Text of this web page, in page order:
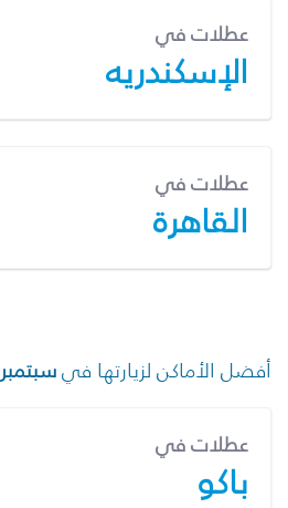
عطلات في
الإسكندريه
عطلات في
القاهرة
أفضل الأماكن لزيارتها فيسبتمبر
عطلات في
باكو